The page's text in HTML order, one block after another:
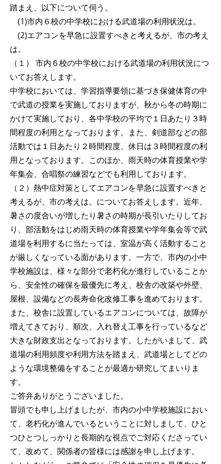
踏まえ、以下について伺う。
(1)市内６校の中学校における武道場の利用状況は。
(2)エアコンを早急に設置すべきと考えるが、市の考え
は。
（１） 市内６校の中学校における武道場の利用状況につ
いてお答えします。
中学校においては、学習指導要領に基づき保健体育の中
で武道の授業を実施しておりますが、秋から冬の時期に
かけて実施しており、各中学校の平均で１日あたり３時
間程度の利用となっております。また、剣道部などの部
活動では１日あたり２時間程度、休日は３時間程度の利
用となっております。このほか、雨天時の体育授業や学
年集会、合唱祭の練習などでも利用しております。
（２）熱中症対策としてエアコンを早急に設置すべきと
考えるが、市の考えは。についてお答えします。近年、
暑さの度合いが増したり暑さの時期が長引いたりしてお
り、部活動をはじめ雨天時の体育授業や学年集会等で武
道場を利用するに当たっては、室温が高く活動すること
が厳しくなっている面があります。一方で、市内の小中
学校施設は、様々な部分で老朽化が進行していることか
ら、安全性の確保を最優先に考え、校舎の改築や外壁、
屋根、設備などの長寿命化改修工事を進めております。
また、校舎に設置しているエアコンについては、故障が
増えてきており、順次、入れ替え工事を行っているなど
大きな財政支出となっております。したがいまして、武
道場の利用頻度や利用方法を踏まえ、武道場としてどの
ような環境整備をすることが最適か研究してまいりま
す。
ご答弁ありがとうございました。
冒頭でも申し上げましたが、市内の小中学校施設におい
て、老朽化が進んでいるということに対しまして、ひと
つひとつしっかりと長期的な視点でご対応くださってい
て、改めて、関係者の皆様には感謝を申し上げます。